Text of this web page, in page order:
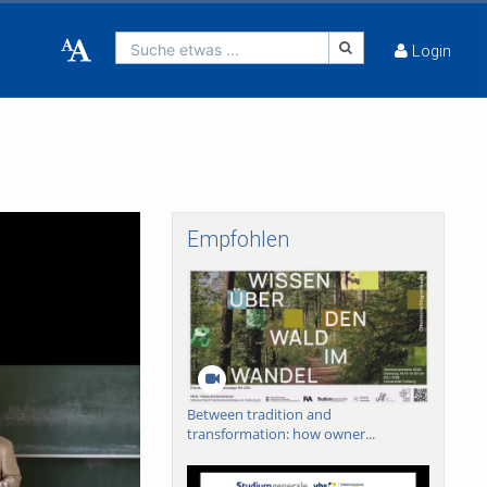
Suche etwas ... Login
Empfohlen
Between tradition and
transformation: how owner...